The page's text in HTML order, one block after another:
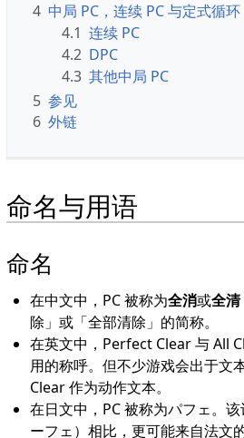
4 中局 PC，连续 PC 与定式循环
4.1 连续 PC
4.2 DPC
4.3 其他中局 PC
5 参见
6 外链
命名与用语
命名
在中文中，PC 被称为全消或全清
除」或「全部清除」的简称。
在英文中，Perfect Clear 与 All
用的称呼。但不少游戏会出于文
Clear 作为动作文本。
在日文中，PC 被称为パフェ。
ーフェ）相比，更可能来自法文